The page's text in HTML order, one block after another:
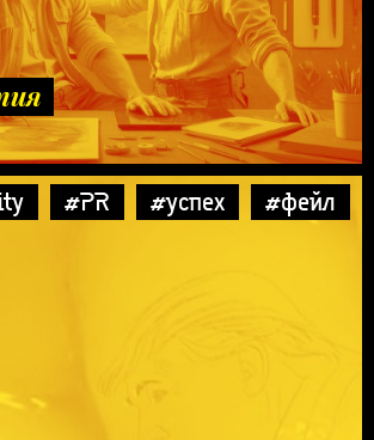
#PR #успех #фейл